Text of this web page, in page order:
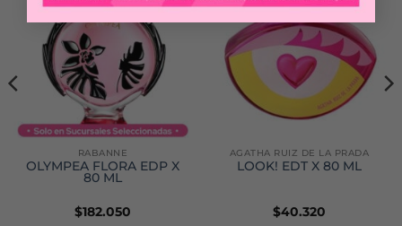
RABANNE
OLYMPEA FLORA EDP X
80 ML
$182.050
AGATHA RUIZ DE LA PRADA
LOOK! EDT X 80 ML
$40.320